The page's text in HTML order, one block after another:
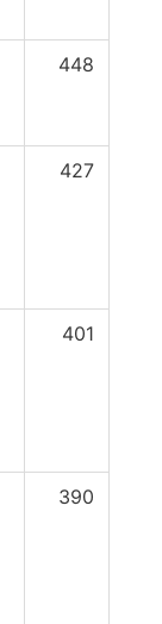
448
427
401
390